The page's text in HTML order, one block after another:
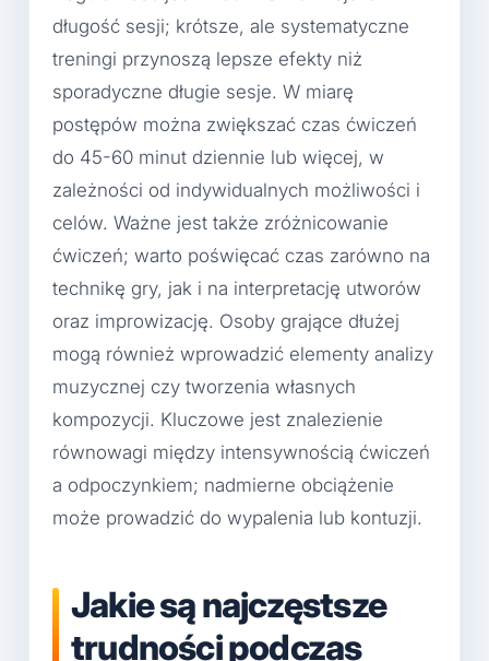
długość sesji; krótsze, ale systematyczne
treningi przynoszą lepsze efekty niż
sporadyczne długie sesje. W miarę
postępów można zwiększać czas ćwiczeń
do 45-60 minut dziennie lub więcej, w
zależności od indywidualnych możliwości i
celów. Ważne jest także zróżnicowanie
ćwiczeń; warto poświęcać czas zarówno na
technikę gry, jak i na interpretację utworów
oraz improwizację. Osoby grające dłużej
mogą również wprowadzić elementy analizy
muzycznej czy tworzenia własnych
kompozycji. Kluczowe jest znalezienie
równowagi między intensywnością ćwiczeń
a odpoczynkiem; nadmierne obciążenie
może prowadzić do wypalenia lub kontuzji.
Jakie są najczęstsze
trudności podczas